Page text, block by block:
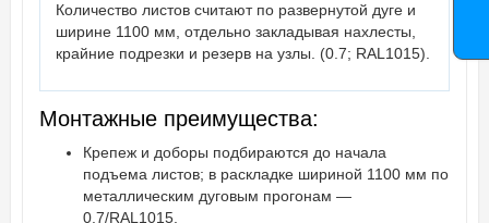
Количество листов считают по развернутой дуге и
ширине 1100 мм, отдельно закладывая нахлесты,
крайние подрезки и резерв на узлы. (0.7; RAL1015).
Монтажные преимущества:
Крепеж и доборы подбираются до начала
подъема листов; в раскладке шириной 1100 мм по
металлическим дуговым прогонам —
0.7/RAL1015.